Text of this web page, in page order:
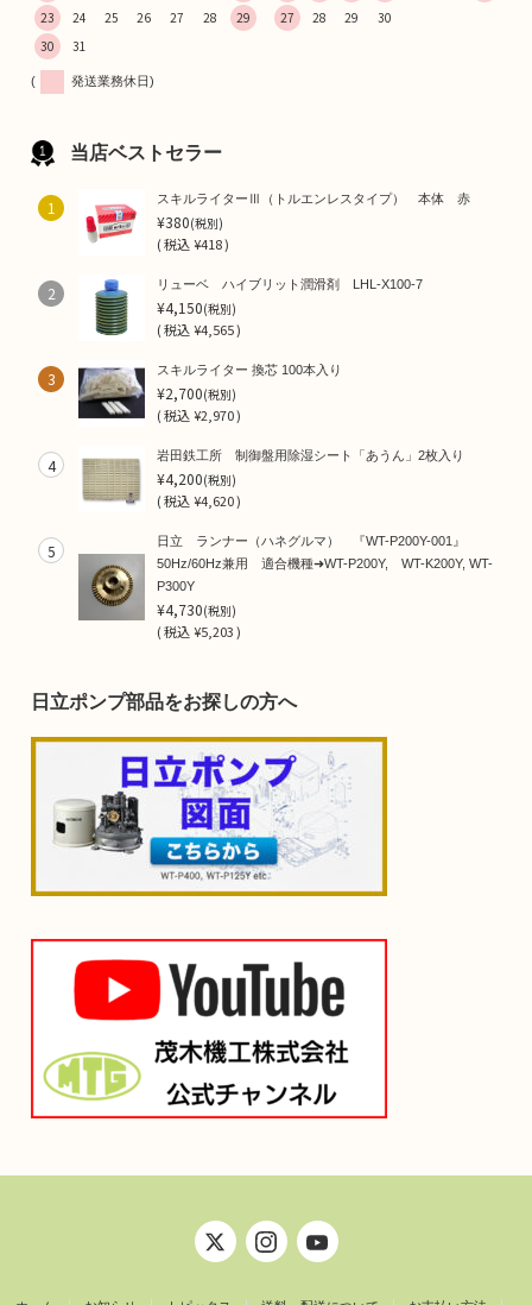
23
24 25 26 27 28
29
30
31
27
28 29 30
( 発送業務休日)
当店ベストセラー
1 スキルライターⅢ（トルエンレスタイプ） 本体 赤
¥380(税別)
(税込¥418 )
2 リューベ ハイブリット潤滑剤 LHL-X100-7
¥4,150(税別)
(税込¥4,565 )
3 スキルライター 換芯 100本入り
¥2,700(税別)
(税込¥2,970 )
4 岩田鉄工所 制御盤用除湿シート「あうん」2枚入り
¥4,200(税別)
(税込¥4,620 )
5
日立 ランナー（ハネグルマ） 『WT-P200Y-001』
50Hz/60Hz兼用 適合機種➜WT-P200Y, WT-K200Y, WT-
P300Y
¥4,730(税別)
(税込¥5,203 )
日立ポンプ部品をお探しの方へ